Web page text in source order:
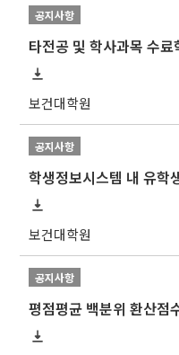
공지사항
타전공 및 학사과목 수
보건대학원
공지사항
보건대학원
공지사항
평점평균 백분위 환산점